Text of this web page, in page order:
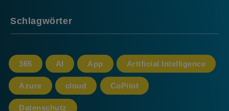
Schlagwörter
365 AI App Artificial Intelligence
Azure cloud CoPilot
Datenschutz